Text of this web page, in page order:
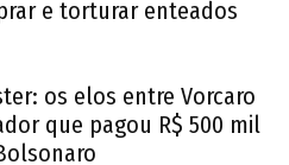
e torturar enteados
os elos entre Vorcaro
que pagou R$ 500 mil